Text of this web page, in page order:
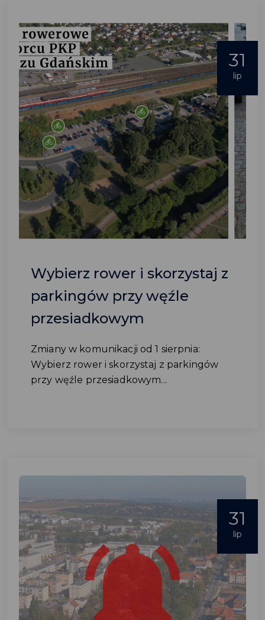
31
lip
Wybierz rower i skorzystaj z
parkingów przy węźle
przesiadkowym
Zmiany w komunikacji od 1 sierpnia:
Wybierz rower i skorzystaj z parkingów
przy węźle przesiadkowym...
31
lip